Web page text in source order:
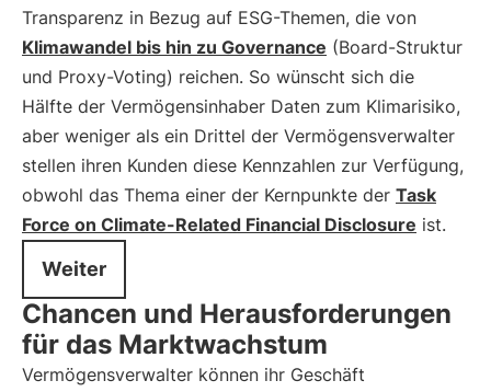
Transparenz in Bezug auf ESG-Themen, die von
Klimawandel bis hin zu Governance (Board-Struktur
und Proxy-Voting) reichen. So wünscht sich die
Hälfte der Vermögensinhaber Daten zum Klimarisiko,
aber weniger als ein Drittel der Vermögensverwalter
stellen ihren Kunden diese Kennzahlen zur Verfügung,
obwohl das Thema einer der Kernpunkte der Task
Force on Climate-Related Financial Disclosure ist.
Weiter
Chancen und Herausforderungen
für das Marktwachstum
Vermögensverwalter können ihr Geschäft